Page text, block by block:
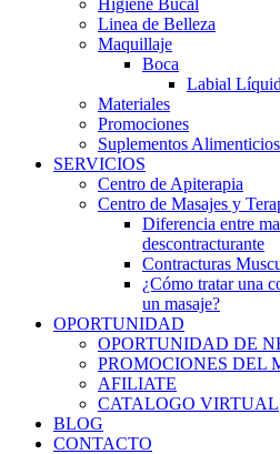
Higiene Bucal
Linea de Belleza
Maquillaje
Boca
Labial
Materiales
Promociones
Suplementos Alimenticios
SERVICIOS
Centro de Apiterapia
Centro de Masajes y
Diferencia entre
descontracturante
Contracturas
¿Cómo tratar una
un masaje?
OPORTUNIDAD
OPORTUNIDAD DE
PROMOCIONES DEL
AFILIATE
CATALOGO VIRTUAL
BLOG
CONTACTO